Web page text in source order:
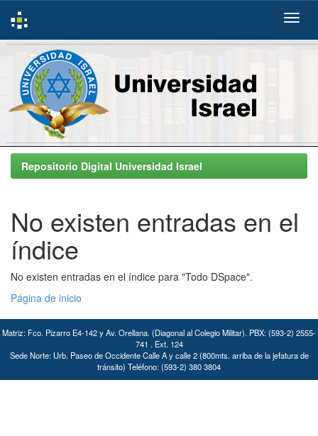
Skip
navigationRepositorio Digital Universidad Israel
No existen entradas en el
índice
No existen entradas en el índice para "Todo DSpace".
Página de inicio
Matriz: Fco. Pizarro E4-142 y Av. Orellana. (Diagonal al Colegio Militar). PBX: (593-2) 2555-
741 . Ext. 124
Sede Norte: Urb. Paseo de Occidente Calle A y calle 2 (800mts. arriba de la jefatura de
tránsito) Teléfono: (593-2) 380 3804